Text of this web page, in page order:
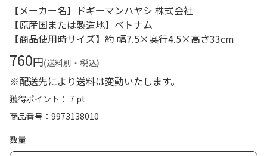
【メーカー名】ドギーマンハヤシ 株式会社
【原産国または製造地】ベトナム
【商品使用時サイズ】約 幅7.5×奥行4.5×高さ33cm
760円(送料別・税込)
※配送先により送料は変動いたします。
獲得ポイント： 7 pt
商品番号
9973138010
数量